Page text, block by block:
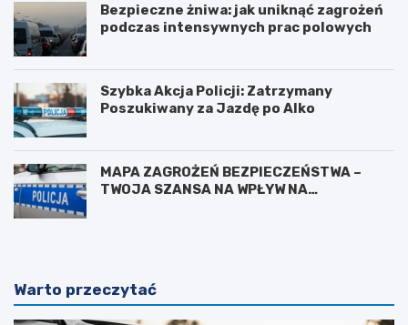
Bezpieczne żniwa: jak uniknąć zagrożeń
podczas intensywnych prac polowych
Szybka Akcja Policji: Zatrzymany
Poszukiwany za Jazdę po Alko
MAPA ZAGROŻEŃ BEZPIECZEŃSTWA –
TWOJA SZANSA NA WPŁYW NA
Warto przeczytać